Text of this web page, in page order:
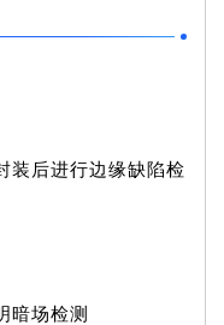
装后进行边缘缺陷检
暗场检测